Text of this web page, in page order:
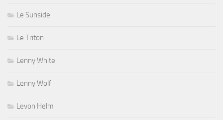
Le Sunside
Le Triton
Lenny White
Lenny Wolf
Levon Helm